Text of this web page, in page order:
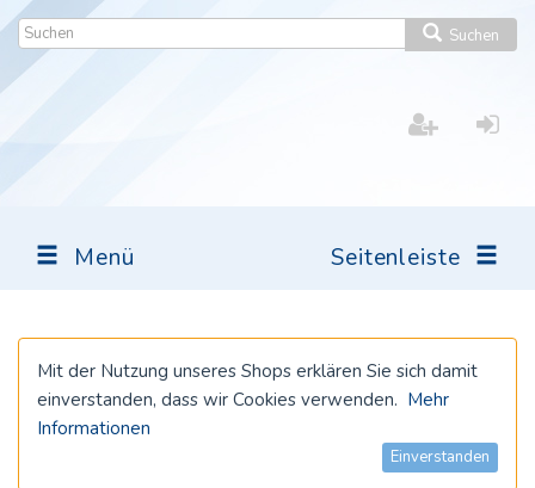
Suchen
Menü Seitenleiste
Mit der Nutzung unseres Shops erklären Sie sich damit
einverstanden, dass wir Cookies verwenden. Mehr
Informationen
Einverstanden